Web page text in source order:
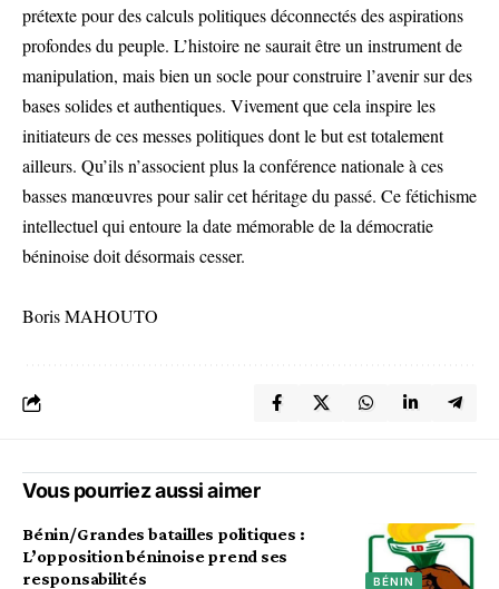
prétexte pour des calculs politiques déconnectés des aspirations
profondes du peuple. L’histoire ne saurait être un instrument de
manipulation, mais bien un socle pour construire l’avenir sur des
bases solides et authentiques. Vivement que cela inspire les
initiateurs de ces messes politiques dont le but est totalement
ailleurs. Qu’ils n’associent plus la conférence nationale à ces
basses manœuvres pour salir cet héritage du passé. Ce fétichisme
intellectuel qui entoure la date mémorable de la démocratie
béninoise doit désormais cesser.
Boris MAHOUTO
Vous pourriez aussi aimer
BÉNIN
Bénin/Grandes batailles politiques :
L’opposition béninoise prend ses
responsabilités